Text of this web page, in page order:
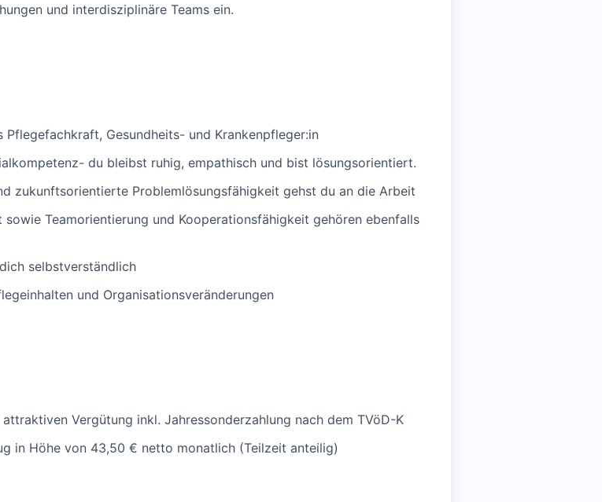
und interdisziplinäre Teams ein.
Pflegefachkraft, Gesundheits- und Krankenpfleger:in
du bleibst ruhig, empathisch und bist lösungsorientiert.
zukunftsorientierte Problemlösungsfähigkeit gehst du an die Arbeit
Teamorientierung und Kooperationsfähigkeit gehören ebenfalls
selbstverständlich
und Organisationsveränderungen
Vergütung inkl. Jahressonderzahlung nach dem TVöD-K
in Höhe von 43,50 € netto monatlich (Teilzeit anteilig)